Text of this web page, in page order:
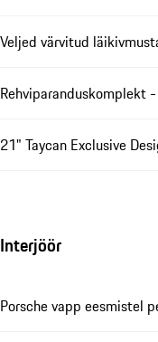
Veljed värvitud
Rehviparanduskomplekt
21" Taycan Exclusive
Interjöör
Porsche vapp eesmistel